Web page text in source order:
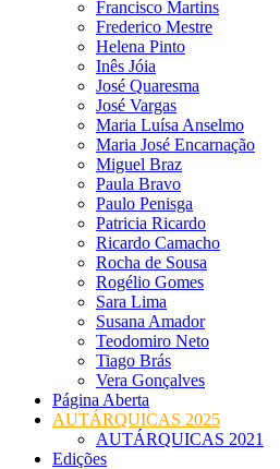
Francisco Martins
Frederico Mestre
Helena Pinto
Inês Jóia
José Quaresma
José Vargas
Maria Luísa Anselmo
Maria José Encarnação
Miguel Braz
Paula Bravo
Paulo Penisga
Patricia Ricardo
Ricardo Camacho
Rocha de Sousa
Rogélio Gomes
Sara Lima
Susana Amador
Teodomiro Neto
Tiago Brás
Vera Gonçalves
Página Aberta
AUTÁRQUICAS 2025
AUTÁRQUICAS 2021
Edições